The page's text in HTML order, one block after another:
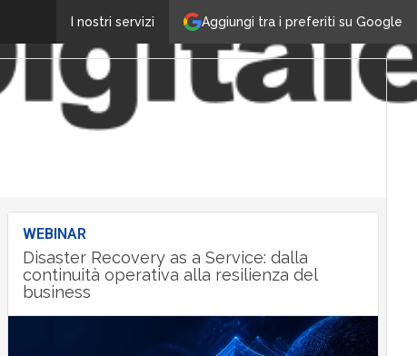
Aggiungi tra i preferiti su Google
I nostri servizi
WEBINAR
Disaster Recovery as a Service: dalla
continuità operativa alla resilienza del
business